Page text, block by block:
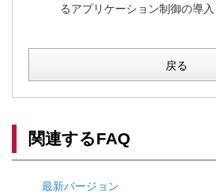
るアプリケーション制御の導入
戻る
関連するFAQ
最新バージョン